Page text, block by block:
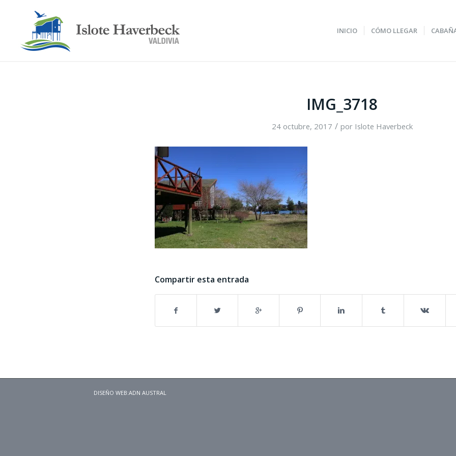
INICIO CÓMO LLEGAR
IMG_3718
24 octubre, 2017 / por Islote Haverbeck
Compartir esta entrada
DISEÑO WEB:ADN AUSTRAL